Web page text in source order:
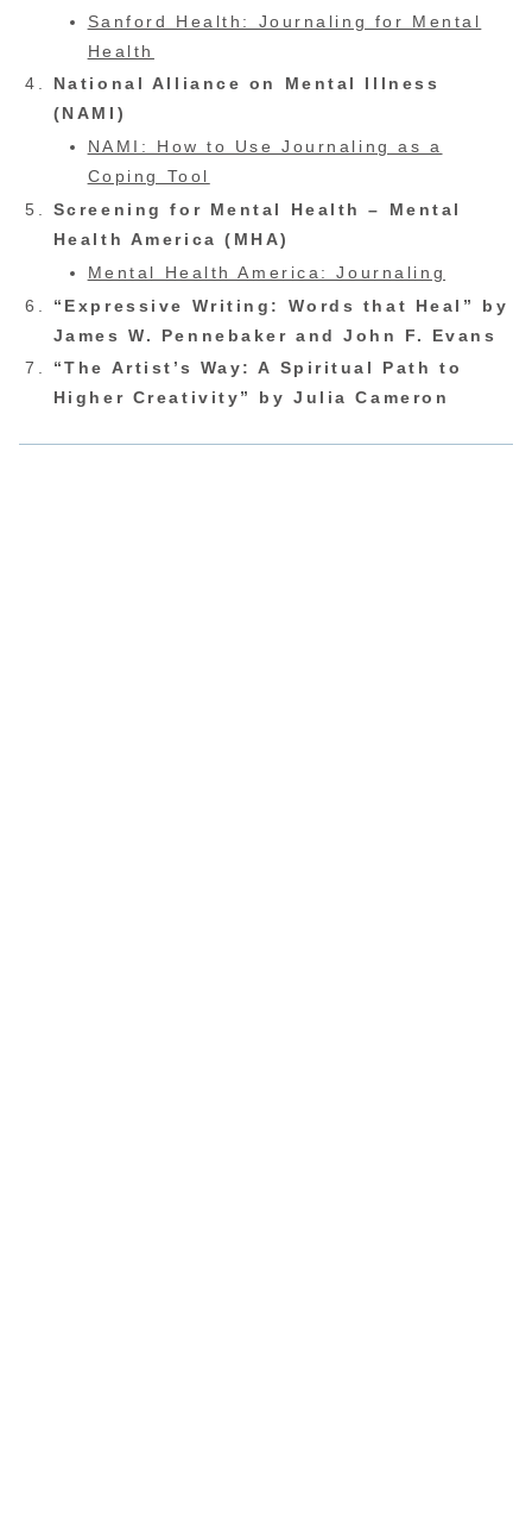
Sanford Health: Journaling for Mental
Health
National Alliance on Mental Illness
(NAMI)
NAMI: How to Use Journaling as a
Coping Tool
Screening for Mental Health – Mental
Health America (MHA)
Mental Health America: Journaling
“Expressive Writing: Words that Heal” by
James W. Pennebaker and John F. Evans
“The Artist’s Way: A Spiritual Path to
Higher Creativity” by Julia Cameron